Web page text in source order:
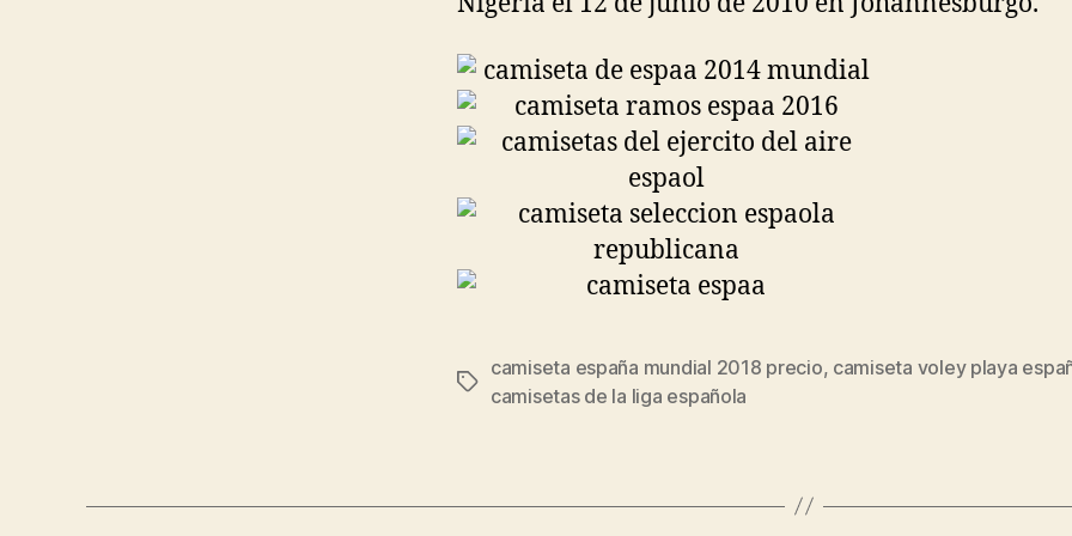
Etiquetas
camiseta españa mundial 2018 precio, camiseta voley playa
camisetas de la liga española